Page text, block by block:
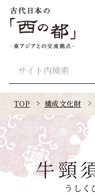
TOP 構成文化財
牛頸
うしく